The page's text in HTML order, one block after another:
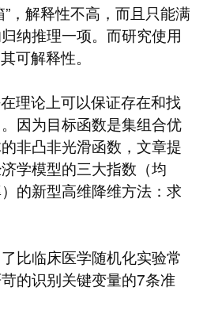
，解释性不高，而且只能满
纳推理一项。而研究使用
可解释性。
理论上可以保证存在和找
因为目标函数是集组合优
非凸非光滑函数，文章提
学模型的三大指数（均
的新型高维降维方法：求
比临床医学随机化实验常
的识别关键变量的7条准